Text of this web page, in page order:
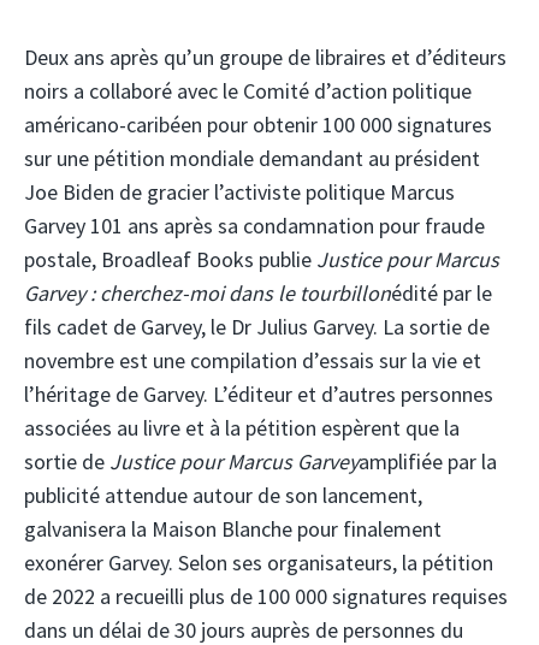
Deux ans après qu’un groupe de libraires et d’éditeurs
noirs a collaboré avec le Comité d’action politique
américano-caribéen pour obtenir 100 000 signatures
sur une pétition mondiale demandant au président
Joe Biden de gracier l’activiste politique Marcus
Garvey 101 ans après sa condamnation pour fraude
postale, Broadleaf Books publie Justice pour Marcus
Garvey : cherchez-moi dans le tourbillonédité par le
fils cadet de Garvey, le Dr Julius Garvey. La sortie de
novembre est une compilation d’essais sur la vie et
l’héritage de Garvey. L’éditeur et d’autres personnes
associées au livre et à la pétition espèrent que la
sortie de Justice pour Marcus Garveyamplifiée par la
publicité attendue autour de son lancement,
galvanisera la Maison Blanche pour finalement
exonérer Garvey. Selon ses organisateurs, la pétition
de 2022 a recueilli plus de 100 000 signatures requises
dans un délai de 30 jours auprès de personnes du